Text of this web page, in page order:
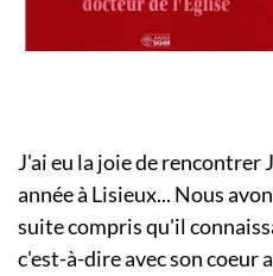
J'ai eu la joie de rencontrer
année à Lisieux... Nous
suite compris qu'il
c'est-à-dire avec son coeur